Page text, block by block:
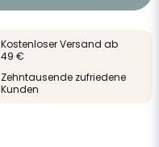
Kostenloser Versand ab
49 €
Zehntausende zufriedene
Kunden